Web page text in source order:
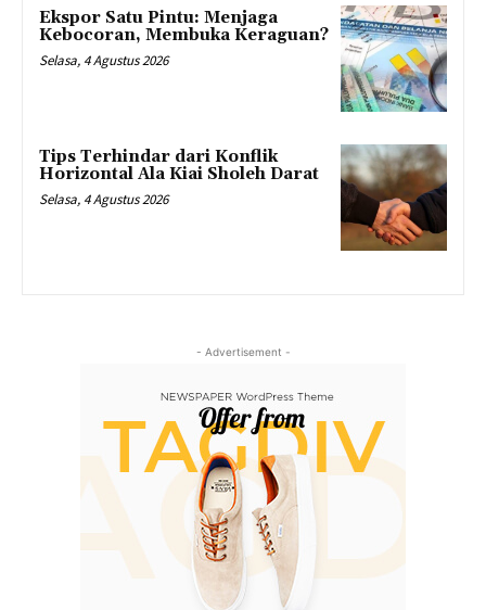
Ekspor Satu Pintu: Menjaga
Kebocoran, Membuka Keraguan?
Selasa, 4 Agustus 2026
Tips Terhindar dari Konflik
Horizontal Ala Kiai Sholeh Darat
Selasa, 4 Agustus 2026
- Advertisement -